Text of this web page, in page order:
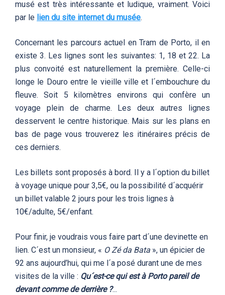
musé est très intéressante et ludique, vraiment. Voici
par le lien du site internet du musée.
Concernant les parcours actuel en Tram de Porto, il en
existe 3. Les lignes sont les suivantes: 1, 18 et 22. La
plus convoité est naturellement la première. Celle-ci
longe le Douro entre le vieille ville et l´embouchure du
fleuve. Soit 5 kilomètres environs qui confère un
voyage plein de charme. Les deux autres lignes
desservent le centre historique. Mais sur les plans en
bas de page vous trouverez les itinéraires précis de
ces derniers.
Les billets sont proposés à bord. Il y a l´option du billet
à voyage unique pour 3,5€, ou la possibilité d´acquérir
un billet valable 2 jours pour les trois lignes à
10€/adulte, 5€/enfant.
Pour finir, je voudrais vous faire part d´une devinette en
lien. C´est un monsieur, « O Zé da Bata », un épicier de
92 ans aujourd’hui, qui me l´a posé durant une de mes
visites de la ville : Qu´est-ce qui est à Porto pareil de
devant comme de derrière ?...